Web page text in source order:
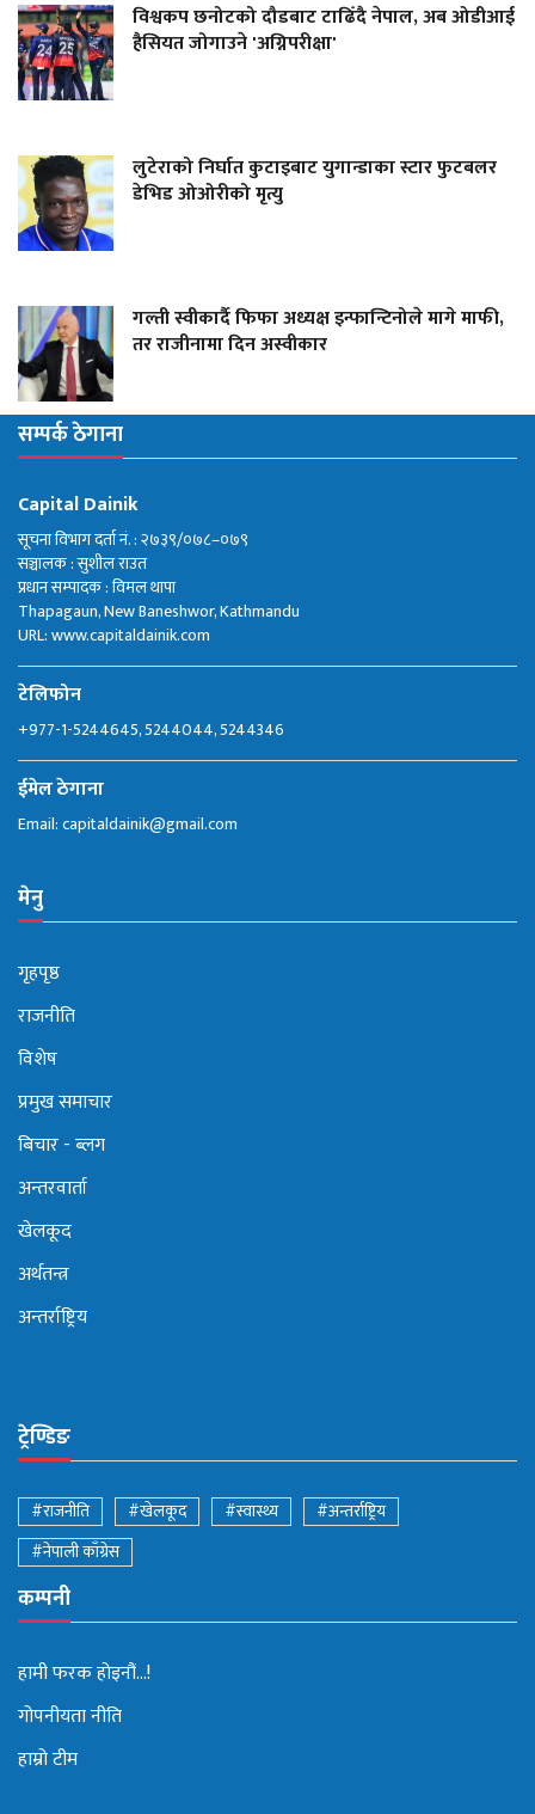
विश्वकप छनोटको दौडबाट टाढिँदै नेपाल, अब ओडीआई
हैसियत जोगाउने 'अग्निपरीक्षा'
लुटेराको निर्घात कुटाइबाट युगान्डाका स्टार फुटबलर
डेभिड ओओरीको मृत्यु
गल्ती स्वीकार्दै फिफा अध्यक्ष इन्फान्टिनोले मागे माफी,
तर राजीनामा दिन अस्वीकार
सम्पर्क ठेगाना
Capital Dainik
सूचना विभाग दर्ता नं. : २७३९/०७८–०७९
सञ्चालक : सुशील राउत
प्रधान सम्पादक : विमल थापा
Thapagaun, New Baneshwor, Kathmandu
URL: www.capitaldainik.com
टेलिफोन
+977-1-5244645, 5244044, 5244346
ईमेल ठेगाना
Email:capitaldainik@gmail.com
मेनु
गृहपृष्ठ
राजनीति
विशेष
प्रमुख समाचार
बिचार - ब्लग
अन्तरवार्ता
खेलकूद
अर्थतन्त्र
अन्तर्राष्ट्रिय
ट्रेण्डिङ
#राजनीति #खेलकूद #स्वास्थ्य
#अन्तर्राष्ट्रिय
#नेपाली काँग्रेस
कम्पनी
हामी फरक होइनौं...!
गोपनीयता नीति
हाम्रो टीम